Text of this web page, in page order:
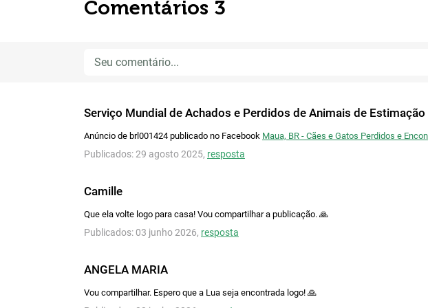
Comentários 3
Serviço Mundial de Achados e Perdidos de Animais de Estimação
Anúncio de brl001424 publicado no Facebook Maua, BR - Cães e Gatos Perdidos e
Publicados: 29 agosto 2025, resposta
Camille
Que ela volte logo para casa! Vou compartilhar a publicação. 🙏
Publicados: 03 junho 2026, resposta
ANGELA MARIA
Vou compartilhar. Espero que a Lua seja encontrada logo! 🙏